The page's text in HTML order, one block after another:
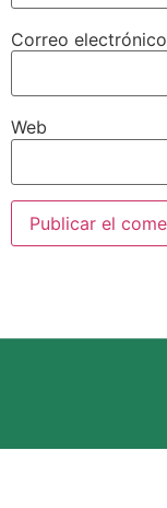
Correo electrónico
Web